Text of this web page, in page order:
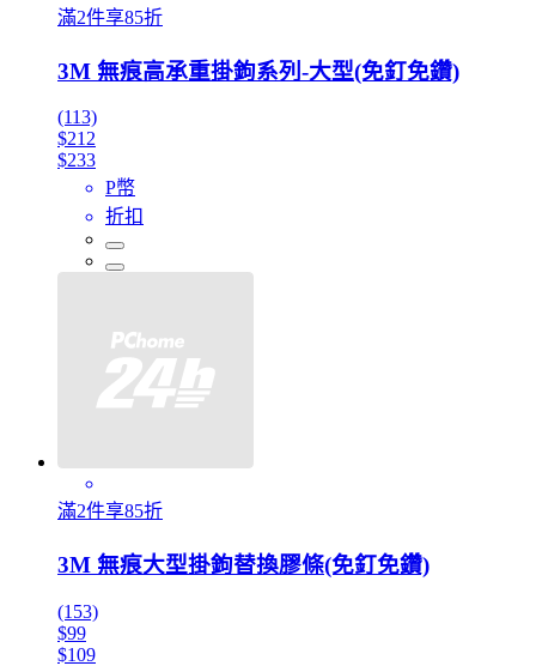
滿2件享85折
3M 無痕高承重掛鉤系列-大型(免釘免鑽)
(113)
$212
$233
P幣
折扣
滿2件享85折
3M 無痕大型掛鉤替換膠條(免釘免鑽)
(153)
$99
$109